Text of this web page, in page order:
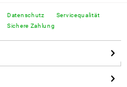
Datenschutz
Sichere Zahlung
Servicequalität